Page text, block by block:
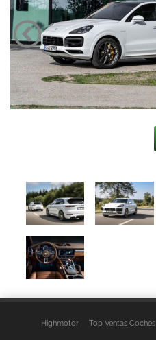
Highmotor Top Ventas Coches